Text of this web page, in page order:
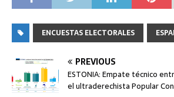
ENCUESTAS ELECTORALES
PREVIOUS
ESTONIA: Empate técnico
el ultraderechista Popular